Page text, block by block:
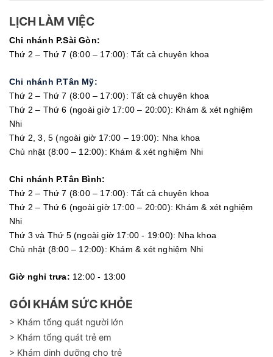
LỊCH LÀM VIỆC
Chi nhánh P.Sài Gòn:
Thứ 2 – Thứ 7 (8:00 – 17:00): Tất cả chuyên khoa
Chi nhánh P.Tân Mỹ:
Thứ 2 – Thứ 7 (8:00 – 17:00): Tất cả chuyên khoa
Thứ 2 – Thứ 6 (ngoài giờ 17:00 – 20:00): Khám & xét nghiệm
Nhi
Thứ 2, 3, 5 (ngoài giờ 17:00 – 19:00): Nha khoa
Chủ nhật (8:00 – 12:00): Khám & xét nghiệm Nhi
Chi nhánh P.Tân Bình:
Thứ 2 – Thứ 7 (8:00 – 17:00): Tất cả chuyên khoa
Thứ 2 – Thứ 6 (ngoài giờ 17:00 – 20:00): Khám & xét nghiệm
Nhi
Thứ 3 và Thứ 5 (ngoài giờ 17:00 - 19:00): Nha khoa
Chủ nhật (8:00 – 12:00): Khám & xét nghiệm Nhi
Giờ nghỉ trưa: 12:00 - 13:00
GÓI KHÁM SỨC KHỎE
> Khám tổng quát người lớn
> Khám tổng quát trẻ em
> Khám dinh dưỡng cho trẻ